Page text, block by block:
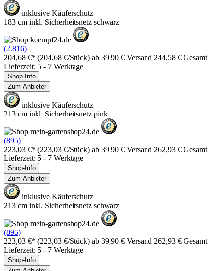
inklusive Käuferschutz
183 cm inkl. Sicherheitsnetz schwarz
(2.816)
204,68 €* (204,68 €/Stück) ab 39,90 € Versand 244,58 € Gesamt
Lieferzeit: 5 - 7 Werktage
Shop-Info
Zum Anbieter
inklusive Käuferschutz
213 cm inkl. Sicherheitsnetz pink
(895)
223,03 €* (223,03 €/Stück) ab 39,90 € Versand 262,93 € Gesamt
Lieferzeit: 5 - 7 Werktage
Shop-Info
Zum Anbieter
inklusive Käuferschutz
213 cm inkl. Sicherheitsnetz schwarz
(895)
223,03 €* (223,03 €/Stück) ab 39,90 € Versand 262,93 € Gesamt
Lieferzeit: 5 - 7 Werktage
Shop-Info